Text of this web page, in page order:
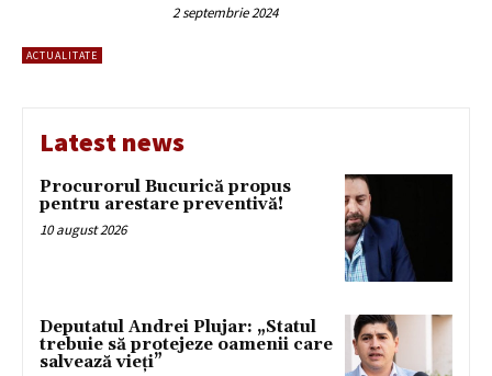
ACTUALITATE
2 septembrie 2024
Latest news
Procurorul Bucurică propus
pentru arestare preventivă!
10 august 2026
Deputatul Andrei Plujar: „Statul
trebuie să protejeze oamenii care
salvează vieți”